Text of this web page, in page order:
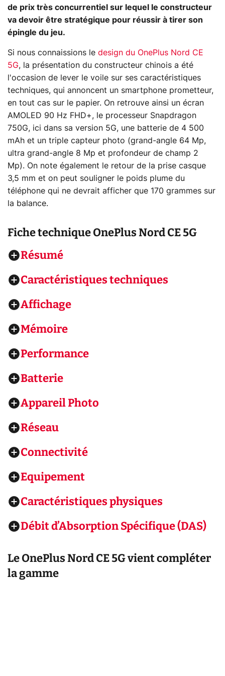
de prix très concurrentiel sur lequel le constructeur
va devoir être stratégique pour réussir à tirer son
épingle du jeu.
Si nous connaissions le design du OnePlus Nord CE
5G, la présentation du constructeur chinois a été
l'occasion de lever le voile sur ses caractéristiques
techniques, qui annoncent un smartphone prometteur,
en tout cas sur le papier. On retrouve ainsi un écran
AMOLED 90 Hz FHD+, le processeur Snapdragon
750G, ici dans sa version 5G, une batterie de 4 500
mAh et un triple capteur photo (grand-angle 64 Mp,
ultra grand-angle 8 Mp et profondeur de champ 2
Mp). On note également le retour de la prise casque
3,5 mm et on peut souligner le poids plume du
téléphone qui ne devrait afficher que 170 grammes sur
la balance.
Fiche techniqueOnePlus Nord CE 5G
Résumé
Caractéristiques techniques
Affichage
Mémoire
Performance
Batterie
Appareil Photo
Réseau
Connectivité
Equipement
Caractéristiques physiques
Débit d’Absorption Spécifique (DAS)
Le OnePlus Nord CE 5G vient compléter
la gamme